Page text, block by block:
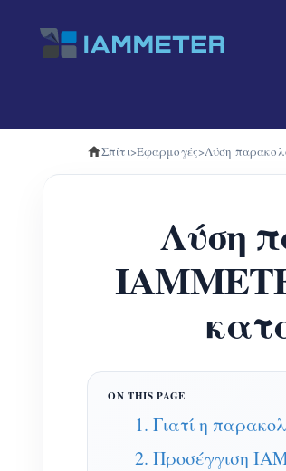
Σπίτι>Εφαρμογές>Λύση
Λύση
1. Γιατί η
2. Προσέγγιση